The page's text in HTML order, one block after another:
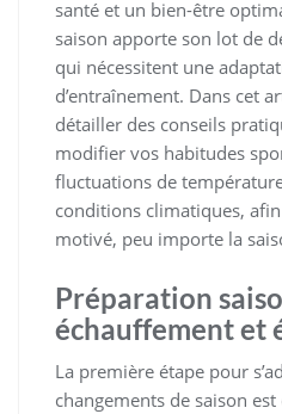
santé et un bien-être
saison apporte son lot de
qui nécessitent une
d’entraînement. Dans cet
détailler des conseils
modifier vos habitudes
fluctuations de
conditions climatiques,
motivé, peu importe la
Préparation
échauffement et
La première étape pour
changements de saison